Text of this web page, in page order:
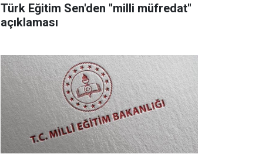
Türk Eğitim Sen'den ''milli müfredat''
açıklaması